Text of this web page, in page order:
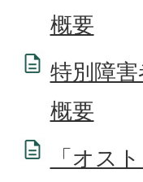
概要
特別障
概要
「オス